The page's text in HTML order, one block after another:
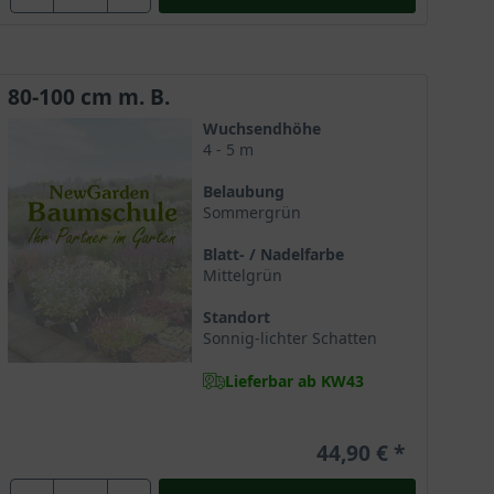
verschafft dieser Magnolie eine große
werden sollte.
empfiehlt sich, ihr einen geschützten Platz im
und eignet sich daher hervorragend für die
des Wurzelbereiches.
Die zarte und doch extravagante Blüte
80-100 cm m. B.
Wuchsendhöhe
4 - 5 m
Belaubung
Sommergrün
Blatt- / Nadelfarbe
Mittelgrün
Standort
Sonnig-lichter Schatten
Lieferbar ab KW43
44,90 €